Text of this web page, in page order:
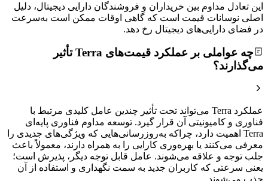
این تعادل مداوم بین خریداران و فروشندگان دارایی دیجیتال، دلیل
اصلی نوسانات قیمت است که گاهی اوقات ممکن است به‌سرعت
در فضای دارایی‌های دیجیتال رخ دهد.
چه عواملی بر عملکرد قیمت‌های Terra تأثیر
می‌گذارند؟
عملکرد Terra می‌تواند تحت تأثیر چندین عامل کلیدی مرتبط با
فناوری و کامیونیتی آن قرار گیرد. توسعه مداوم فناوری پایه‌ای
Terra اهمیت دارد، چراکه به‌روزرسانی‌هایی که ویژگی‌های جدیدی را
معرفی می‌کنند یا بهره‌وری کارایی را به همراه دارند، معمولاً باعث
جلب توجه و علاقه‌ می‌شوند. عامل قابل توجه دیگر، پذیرش است؛
یعنی سرعتی که کاربران جدید به سمت نگهداری و استفاده از آن